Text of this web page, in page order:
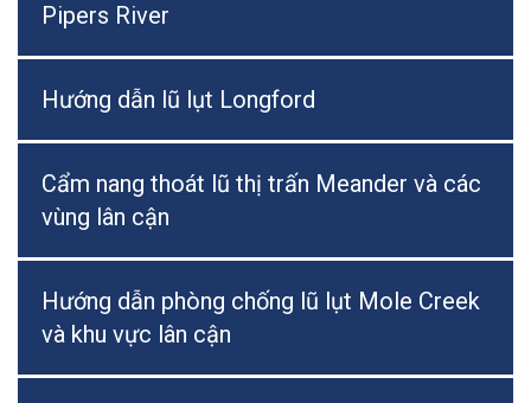
Pipers River
Hướng dẫn lũ lụt Longford
Cẩm nang thoát lũ thị trấn Meander và các
vùng lân cận
Hướng dẫn phòng chống lũ lụt Mole Creek
và khu vực lân cận